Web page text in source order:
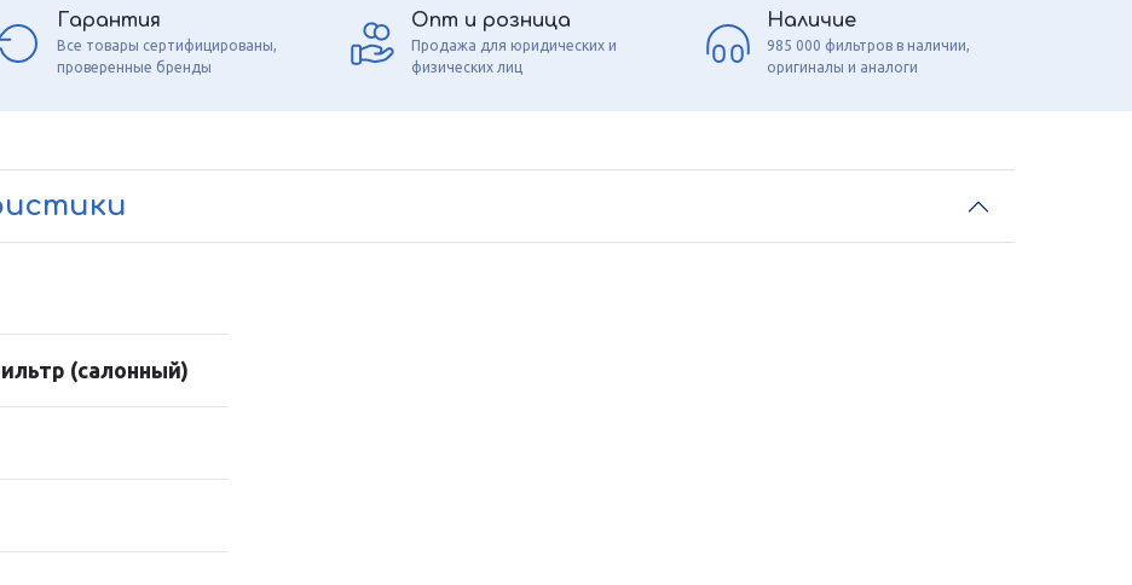
Гарантия
Все товары сертифицированы,
проверенные бренды
Опт и розница
Продажа для юридических и
физических лиц
Наличие
985 000 фильтров в наличии,
оригиналы и аналоги
(салонный)